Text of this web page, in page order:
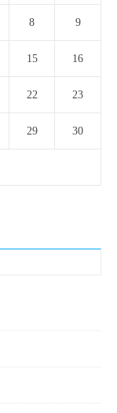
8 9
15 16
22 23
29 30